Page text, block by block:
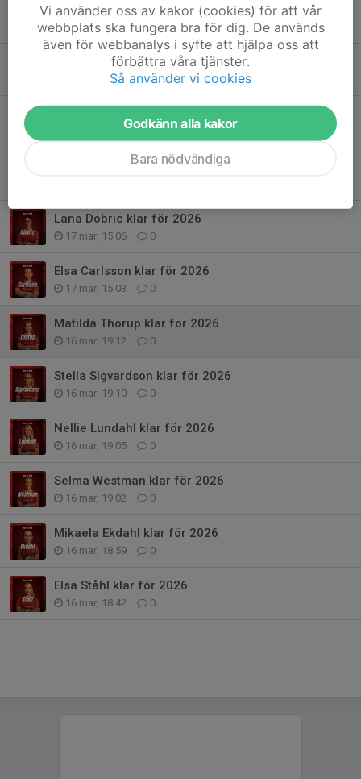
Nellie Lundahl klar för 2026
26 mar, 22:40 0
Ida Kapidzic klar för 2026
17 mar, 15:50 0
17 mar, 15:11 0
Sara Carlsson klar för 2026
Lana Dobric klar för 2026
17 mar, 15:06 0
Elsa Carlsson klar för 2026
17 mar, 15:03 0
Matilda Thorup klar för 2026
16 mar, 19:12 0
Stella Sigvardson klar för 2026
16 mar, 19:10 0
Nellie Lundahl klar för 2026
16 mar, 19:05 0
Selma Westman klar för 2026
16 mar, 19:02 0
Mikaela Ekdahl klar för 2026
16 mar, 18:59 0
Elsa Ståhl klar för 2026
16 mar, 18:42 0
Vi använder oss av kakor (cookies) för att vår
webbplats ska fungera bra för dig. De används
även för webbanalys i syfte att hjälpa oss att
förbättra våra tjänster.
Så använder vi cookies
Godkänn alla kakor
Bara nödvändiga